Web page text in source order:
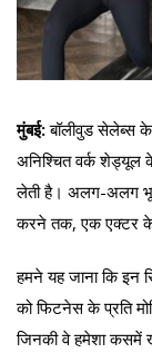
मुंबई:बॉलीवुड सेलेब्स
अनिश्चित वर्क शेड्यूल
लेती है। अलग-अलग
करने तक, एक एक्टर
हमने यह जाना कि इन
को फिटनेस के प्रति
जिनकी वे हमेशा कसमें